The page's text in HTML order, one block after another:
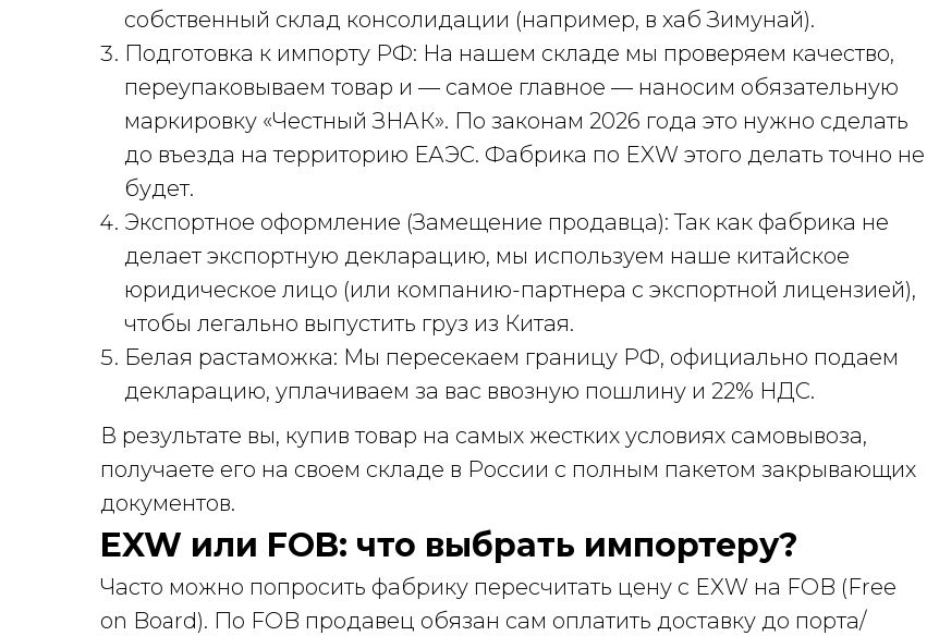
собственный склад консолидации (например, в хаб Зимунай).
Подготовка к импорту РФ: На нашем складе мы проверяем качество,
переупаковываем товар и — самое главное — наносим обязательную
маркировку «Честный ЗНАК». По законам 2026 года это нужно сделать
до въезда на территорию ЕАЭС. Фабрика по EXW этого делать точно не
будет.
Экспортное оформление (Замещение продавца): Так как фабрика не
делает экспортную декларацию, мы используем наше китайское
юридическое лицо (или компанию-партнера с экспортной лицензией),
чтобы легально выпустить груз из Китая.
Белая растаможка: Мы пересекаем границу РФ, официально подаем
декларацию, уплачиваем за вас ввозную пошлину и 22% НДС.
В результате вы, купив товар на самых жестких условиях самовывоза,
получаете его на своем складе в России с полным пакетом закрывающих
документов.
EXW или FOB: что выбрать импортеру?
Часто можно попросить фабрику пересчитать цену с EXW на FOB (Free
on Board). По FOB продавец обязан сам оплатить доставку до порта/